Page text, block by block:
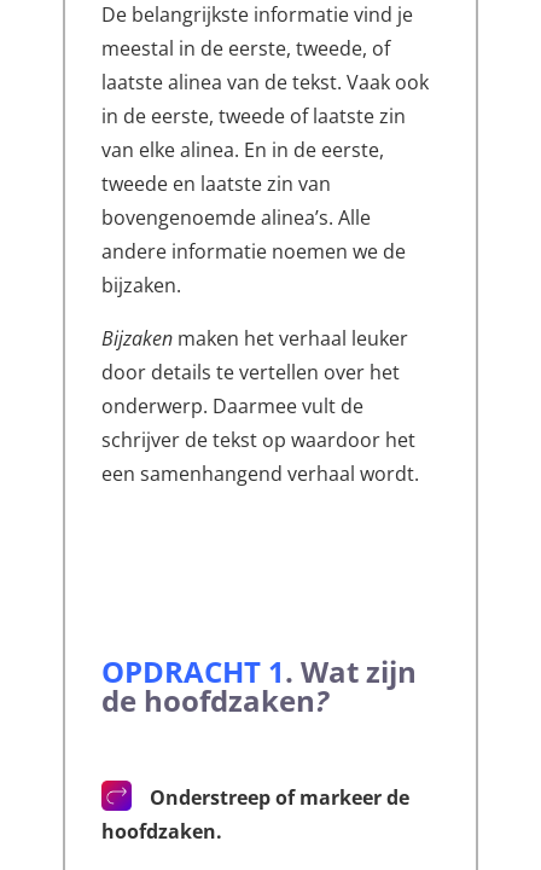
De belangrijkste informatie vind je
meestal in de eerste, tweede, of
laatste alinea van de tekst. Vaak ook
in de eerste, tweede of laatste zin
van elke alinea. En in de eerste,
tweede en laatste zin van
bovengenoemde alinea’s. Alle
andere informatie noemen we de
bijzaken.
Bijzaken maken het verhaal leuker
door details te vertellen over het
onderwerp. Daarmee vult de
schrijver de tekst op waardoor het
een samenhangend verhaal wordt.
OPDRACHT 1.Wat zijn
de hoofdzaken?
Onderstreep of markeer de
hoofdzaken.